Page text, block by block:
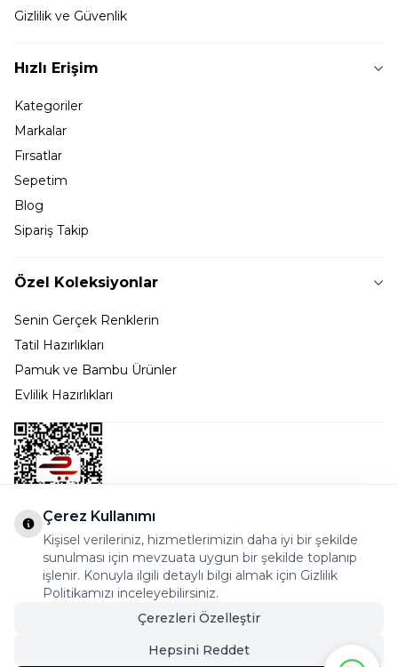
Gizlilik ve Güvenlik
Hızlı Erişim
Kategoriler
Markalar
Fırsatlar
Sepetim
Blog
Sipariş Takip
Özel Koleksiyonlar
Senin Gerçek Renklerin
Tatil Hazırlıkları
Pamuk ve Bambu Ürünler
Evlilik Hazırlıkları
Bostancı Mah. Dar yol Sok. Safir sitesi 5/1 B Blok
Kadıköy - İSTANBUL
info@cekmeceonline.com
Çerez Kullanımı
Kişisel verileriniz, hizmetlerimizin daha iyi bir şekilde
sunulması için mevzuata uygun bir şekilde toplanıp
işlenir. Konuyla ilgili detaylı bilgi almak için Gizlilik
Politikamızı inceleyebilirsiniz.
Çerezleri Özelleştir
Hepsini Reddet